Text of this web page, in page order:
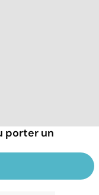
porter un